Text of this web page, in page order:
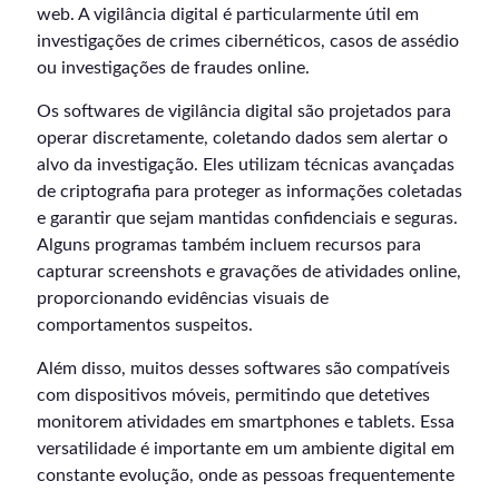
web. A vigilância digital é particularmente útil em
investigações de crimes cibernéticos, casos de assédio
ou investigações de fraudes online.
Os softwares de vigilância digital são projetados para
operar discretamente, coletando dados sem alertar o
alvo da investigação. Eles utilizam técnicas avançadas
de criptografia para proteger as informações coletadas
e garantir que sejam mantidas confidenciais e seguras.
Alguns programas também incluem recursos para
capturar screenshots e gravações de atividades online,
proporcionando evidências visuais de
comportamentos suspeitos.
Além disso, muitos desses softwares são compatíveis
com dispositivos móveis, permitindo que detetives
monitorem atividades em smartphones e tablets. Essa
versatilidade é importante em um ambiente digital em
constante evolução, onde as pessoas frequentemente